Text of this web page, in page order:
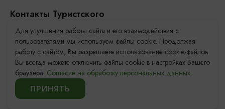
Контакты Туристского
информационного центра
+7 (4012) 555-200
8 (800) 200-55-39
info@visit-kaliningrad.ru
Для улучшения работы сайта и его взаимодействия с
пользователями мы используем файлы cookie. Продолжая
работу с сайтом, Вы разрешаете использование cookie-файлов.
Вы всегда можете отключить файлы cookie в настройках Вашего
браузера. Согласие на обработку персональных данных.
ПРИНЯТЬ